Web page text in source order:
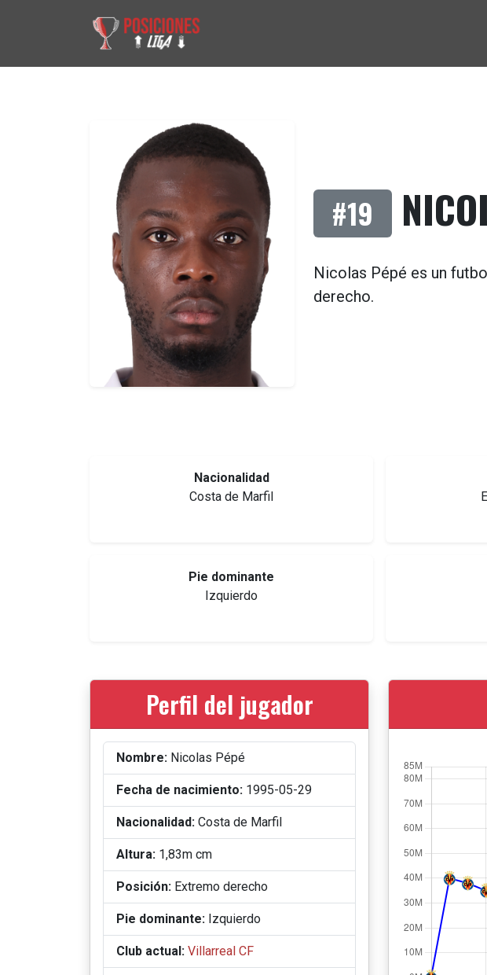
#19
Nicolas Pépé es un
derecho.
Nacionalidad
Costa de Marfil
Pie dominante
Izquierdo
Perfil del jugador
Nombre: Nicolas Pépé
Fecha de nacimiento: 1995-05-29
Nacionalidad: Costa de Marfil
Altura: 1,83m cm
Posición: Extremo derecho
Pie dominante: Izquierdo
Club actual: Villarreal CF